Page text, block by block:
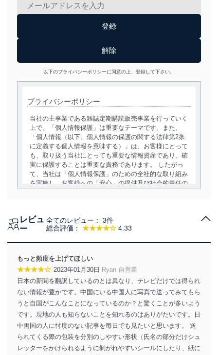
以下のプライバシーポリシーに同意の上、登録して下さい。
プライバシーポリシー
当社の主事業である雑誌定期購読販売事業を行っていく
上で、「個人情報保護」は重要なテーマです。また、
「個人情報（以下、個人情報の保護の関する法律第2条
に定義する個人情報を意味する）」は、お客様にとって
も、取り扱う当社にとっても重要な情報資産であり、確
実に保護することは重要な責務であります。 したがっ
て、当社は「個人情報保護」のための全社的な取り組み
を実施し、お客様への「安心」の提供及び社会的責任の
当社は、個人情報の取得・利用・提供に際して、その利
得・利用・提供を行います。また、当社が保有している
個人情報は、同意を得ずに目的外利用、第三者への提
供・開示は行いません。当社においてはこれらの取り組
みを確実にするため、従業者等の教育を徹底してまいり
ます。また、目的外利用を行わないために、適切な管理
措置を講じます。
法令遵守
当社は、個人情報に関連する法令、国が定める指針及び
その他の規範を遵守します。また、当社の管理の仕組み
レビュ
ー
総合評価： ★★★★☆ 4.33
全てのレビュー： 3件
もっと頻度を上げてほしい
★★★★☆ 2023年01月30日 Ryan 自営業
日本の新聞を翻訳しているのとは異なり、テレビだけでは得られ
ない情報が豊かです。中国にいる中国人に写真で送ってみてもら
うと自国がこんなことになっているのか？と驚くことが多いよう
です。現地の人も知らないことを知れるのはありがたいです。日
中両国の人に忖度のない記事を毎日でも見たいと思います。 送
られてくる際の包装を分別のしやすい形状（氏名の部分だけシュ
レッターをかけられるように剝がれやすいシールにしたり、紙に